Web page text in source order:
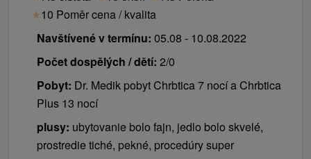
★10 Poměr cena / kvalita
Navštívené v termínu: 05.08 - 10.08.2022
Počet dospělých / dětí: 2/0
Pobyt: Dr. Medik pobyt Chrbtica 7 nocí a Chrbtica
Plus 13 nocí
plusy: ubytovanie bolo fajn, jedlo bolo skvelé,
prostredie tiché, pekné, procedúry super